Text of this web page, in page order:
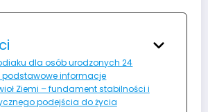
dla osób urodzonych 24
podstawowe informacje
Ziemi – fundament stabilności i
podejścia do życia